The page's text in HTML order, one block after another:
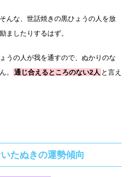
んな、世話焼きの黒ひょうの人を放
ましたりするはず。
うの人が我を通すので、ぬかりのな
。
通じ合えるところのない2人 と言え
たぬきの運勢傾向